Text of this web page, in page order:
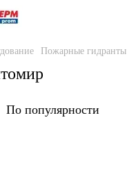
Пожарные гидранты
По популярности